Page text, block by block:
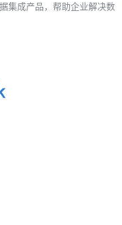
集成产品，帮助企业解决数